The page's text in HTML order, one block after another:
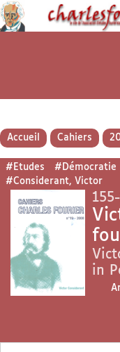
Accueil Cahiers
#Etudes #Démocratie
#Considerant, Victor
in